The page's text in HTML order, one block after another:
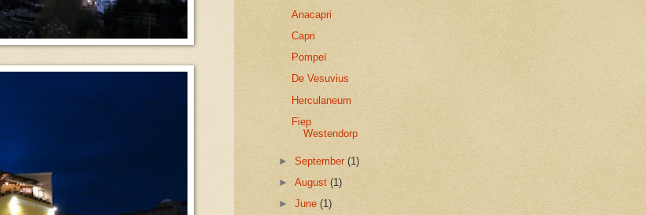
Anacapri
Capri
Pompeï
De Vesuvius
Herculaneum
Fiep
Westendorp
►September(1)
►August(1)
►June(1)